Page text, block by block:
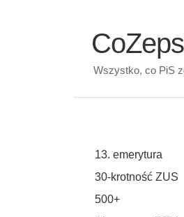
Wszystko, co PiS
13. emerytura
30-krotność ZUS
500+